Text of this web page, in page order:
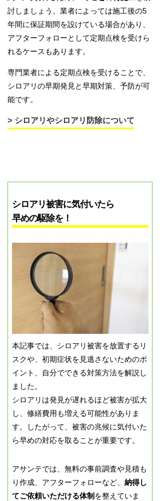
討しましょう。業者によっては施工後の5
年間に保証期間を設けている場合があり、
アフターフォローとして定期点検を受けら
れるケースもあります。
専門業者による定期点検を受けることで、
シロアリの早期発見と早期対策、予防が可
能です。
シロアリやシロアリ防除について
シロアリ被害に気付いたら
早めの駆除を！
本記事では、シロアリ被害を放置するリ
スクや、初期症状を見逃さないためのポ
イント、自分でできる対策方法を解説し
ました。
シロアリは発見が遅れるほど被害が拡大
し、修繕費用も増える可能性がありま
す。したがって、被害の兆候に気付いた
ら早めの対応を取ることが重要です。
アサンテでは、無料の事前調査や見積も
り作成、アフターフォローなど、 納得し
てご依頼いただける体制 を整えていま